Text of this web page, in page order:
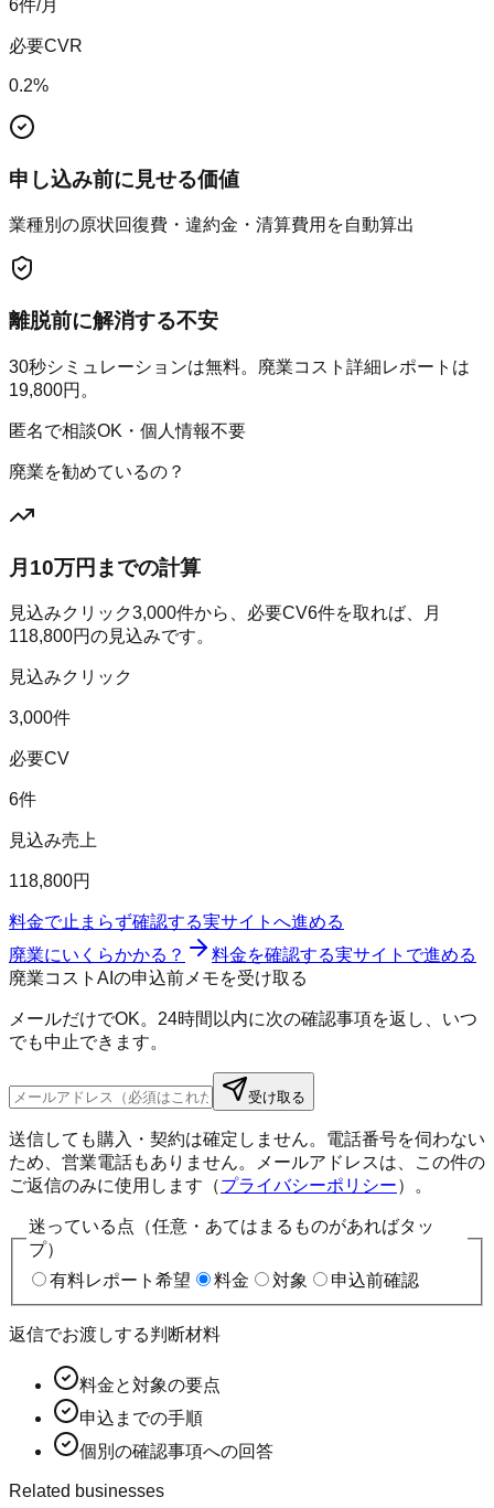
6件/月
必要CVR
0.2%
申し込み前に見せる価値
業種別の原状回復費・違約金・清算費用を自動算出
離脱前に解消する不安
30秒シミュレーションは無料。廃業コスト詳細レポートは
19,800円。
匿名で相談OK・個人情報不要
廃業を勧めているの？
月10万円までの計算
見込みクリック3,000件から、必要CV6件を取れば、月
118,800円の見込みです。
見込みクリック
3,000件
必要CV
6件
見込み売上
118,800円
料金で止まらず確認する実サイトへ進める
廃業にいくらかかる？
料金を確認する実サイトで進める
廃業コストAIの申込前メモを受け取る
メールだけでOK。24時間以内に次の確認事項を返し、いつ
でも中止できます。
受け取る
送信しても購入・契約は確定しません。電話番号を伺わない
ため、営業電話もありません。メールアドレスは、この件の
ご返信のみに使用します（プライバシーポリシー）。
迷っている点（任意・あてはまるものがあればタッ
プ）
有料レポート希望
料金 対象 申込前確認
返信でお渡しする判断材料
料金と対象の要点
申込までの手順
個別の確認事項への回答
Related businesses